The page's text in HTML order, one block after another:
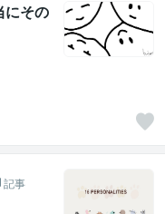
にその
記事